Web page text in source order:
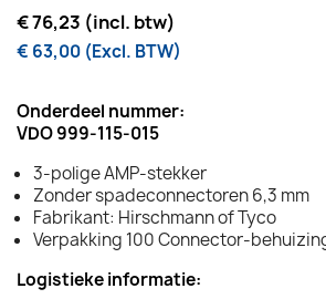
€ 76,23 (incl. btw)
€ 63,00 (Excl. BTW)
Onderdeel nummer:
VDO 999-115-015
3-polige AMP-stekker
Zonder spadeconnectoren 6,3 mm
Fabrikant: Hirschmann of Tyco
Verpakking 100 Connector-
Logistieke informatie: